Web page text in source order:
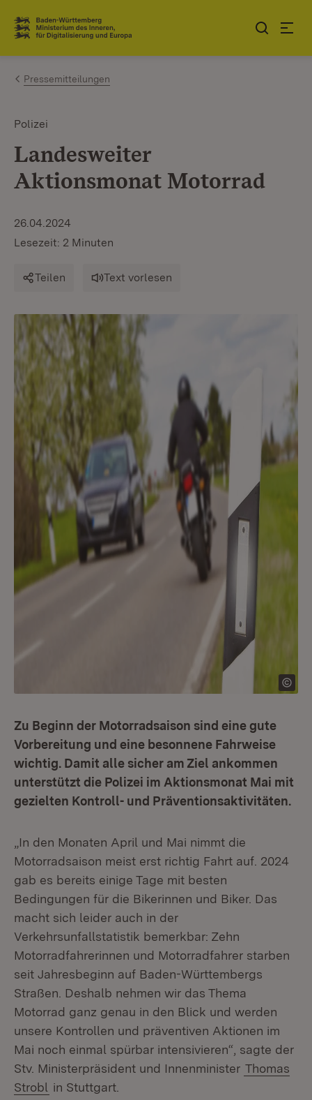
Zum Inhalt springen
Link zur Startseite
Pressemitteilungen
Polizei
Landesweiter
Aktionsmonat Motorrad
26.04.2024
Lesezeit: 2 Minuten
Teilen Text vorlesen
Zu Beginn der Motorradsaison sind eine gute
Vorbereitung und eine besonnene Fahrweise
wichtig. Damit alle sicher am Ziel ankommen
unterstützt die Polizei im Aktionsmonat Mai mit
gezielten Kontroll- und Präventionsaktivitäten.
„In den Monaten April und Mai nimmt die
Motorradsaison meist erst richtig Fahrt auf. 2024
gab es bereits einige Tage mit besten
Bedingungen für die Bikerinnen und Biker. Das
macht sich leider auch in der
Verkehrsunfallstatistik bemerkbar: Zehn
Motorradfahrerinnen und Motorradfahrer starben
seit Jahresbeginn auf Baden-Württembergs
Straßen. Deshalb nehmen wir das Thema
Motorrad ganz genau in den Blick und werden
unsere Kontrollen und präventiven Aktionen im
Mai noch einmal spürbar intensivieren“, sagte der
Stv. Ministerpräsident und Innenminister Thomas
Strobl in Stuttgart.